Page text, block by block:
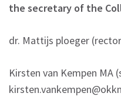
the secretary of the
dr. Mattijs ploeger
Kirsten van Kempen MA